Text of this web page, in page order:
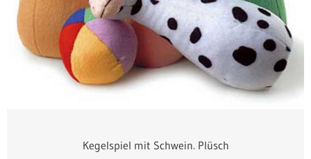
Kegelspiel mit Schwein. Plüsch